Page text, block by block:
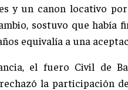
y un canon locativo
sostuvo que
equivalía a una
el fuero Civil de
la participación